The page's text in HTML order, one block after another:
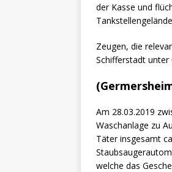
der Kasse und
Zeugen, die
Schifferstadt
Am 28.03.2019
Waschanlage zu
Täter insgesamt
welche das